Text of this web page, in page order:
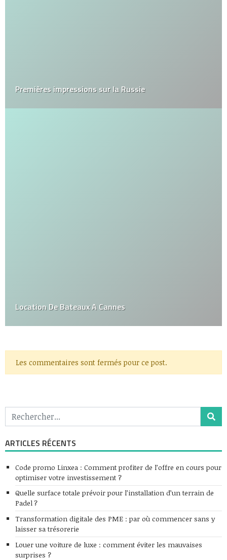
Premières impressions sur la Russie
Location De Bateaux A Cannes
Les commentaires sont fermés pour ce post.
ARTICLES RÉCENTS
Code promo Linxea : Comment profiter de l’offre en cours pour
optimiser votre investissement ?
Quelle surface totale prévoir pour l’installation d’un terrain de
Padel ?
Transformation digitale des PME : par où commencer sans y
laisser sa trésorerie
Louer une voiture de luxe : comment éviter les mauvaises
surprises ?